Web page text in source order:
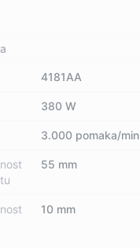
4181AA
380 W
3.000 pomaka/min
55 mm
10 mm